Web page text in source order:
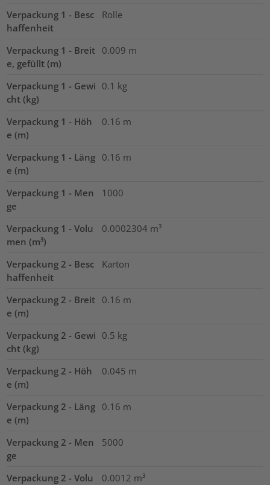
Verpackung 1 - Besc
haffenheit
Rolle
Verpackung 1 - Breit
e, gefüllt (m)
0.009 m
Verpackung 1 - Gewi
cht (kg)
0.1 kg
Verpackung 1 - Höh
e (m)
0.16 m
Verpackung 1 - Läng
e (m)
0.16 m
Verpackung 1 - Men
ge
1000
Verpackung 1 - Volu
men (m³)
0.0002304 m³
Verpackung 2 - Besc
haffenheit
Karton
Verpackung 2 - Breit
e (m)
0.16 m
Verpackung 2 - Gewi
cht (kg)
0.5 kg
Verpackung 2 - Höh
e (m)
0.045 m
Verpackung 2 - Läng
e (m)
0.16 m
Verpackung 2 - Men
ge
5000
Verpackung 2 - Volu
0.0012 m³